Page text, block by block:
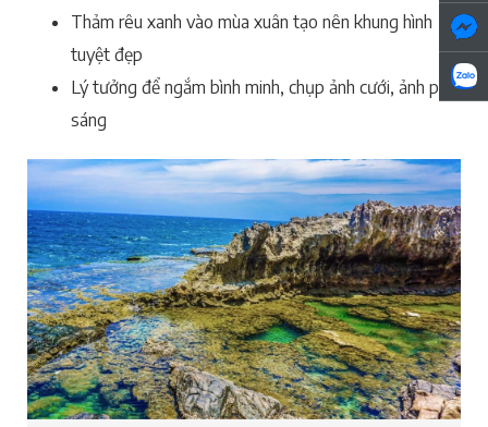
Thảm rêu xanh vào mùa xuân tạo nên khung hình
tuyệt đẹp
Lý tưởng để ngắm bình minh, chụp ảnh cưới, ảnh phơi
sáng